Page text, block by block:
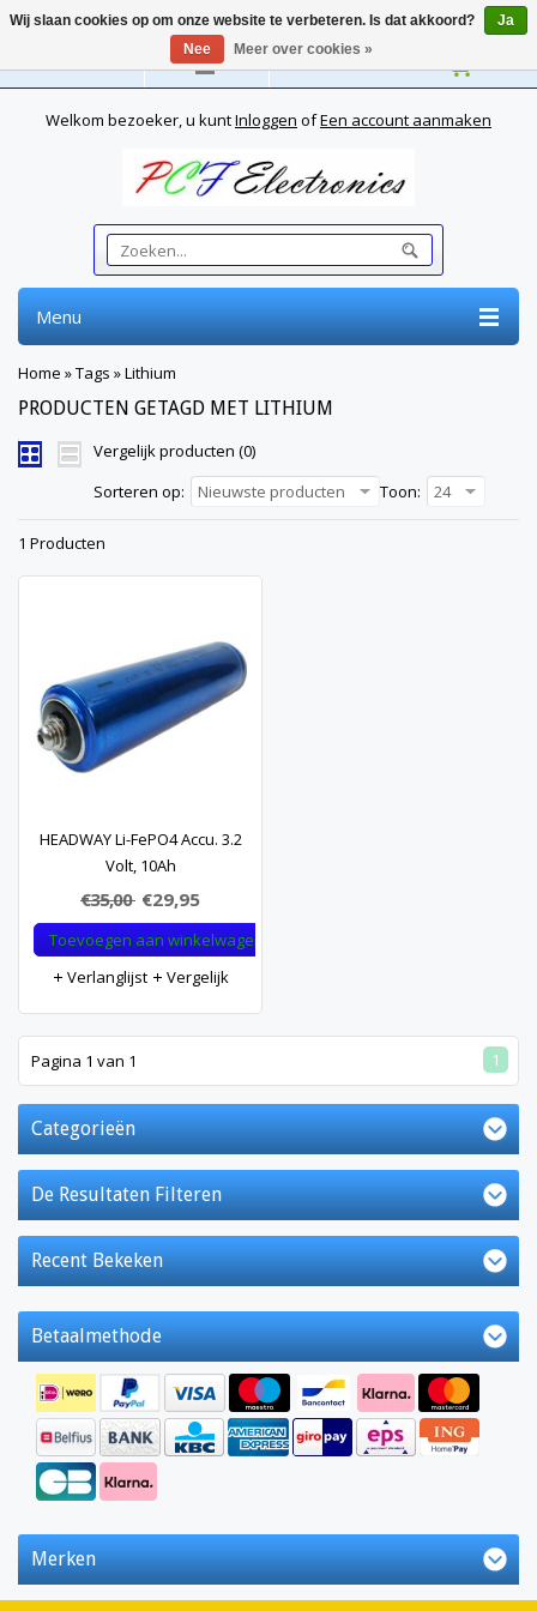
Nederlands
Welkom bezoeker, u kuntInloggen ofEen account aanmaken
Menu
Home »Tags »Lithium
PRODUCTEN GETAGD MET LITHIUM
Vergelijk producten (0)
Sorteren op:
Nieuwste producten Toon: 24
1 Producten
HEADWAY Li-FePO4 Accu. 3.2
Volt, 10Ah
€35,00 €29,95
Toevoegen aan winkelwagen
Verlanglijst
Vergelijk
Pagina 1 van 1 1
Categorieën
De Resultaten Filteren
Recent Bekeken
Betaalmethode
Merken
Wij slaan cookies op om onze website te verbeteren. Is dat akkoord?
Ja
Nee
Meer over cookies »